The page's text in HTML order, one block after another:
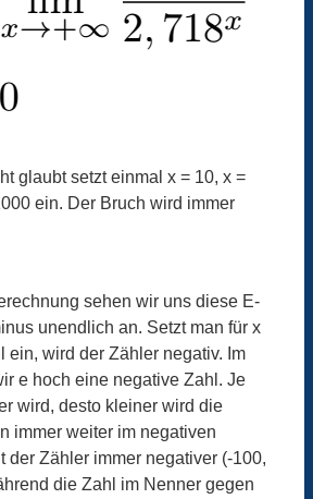
glaubt setzt einmal x = 10, x =
ein. Der Bruch wird immer
sehen wir uns diese E-
unendlich an. Setzt man für x
ein, wird der Zähler negativ. Im
e hoch eine negative Zahl. Je
wird, desto kleiner wird die
immer weiter im negativen
der Zähler immer negativer (-100,
die Zahl im Nenner gegen